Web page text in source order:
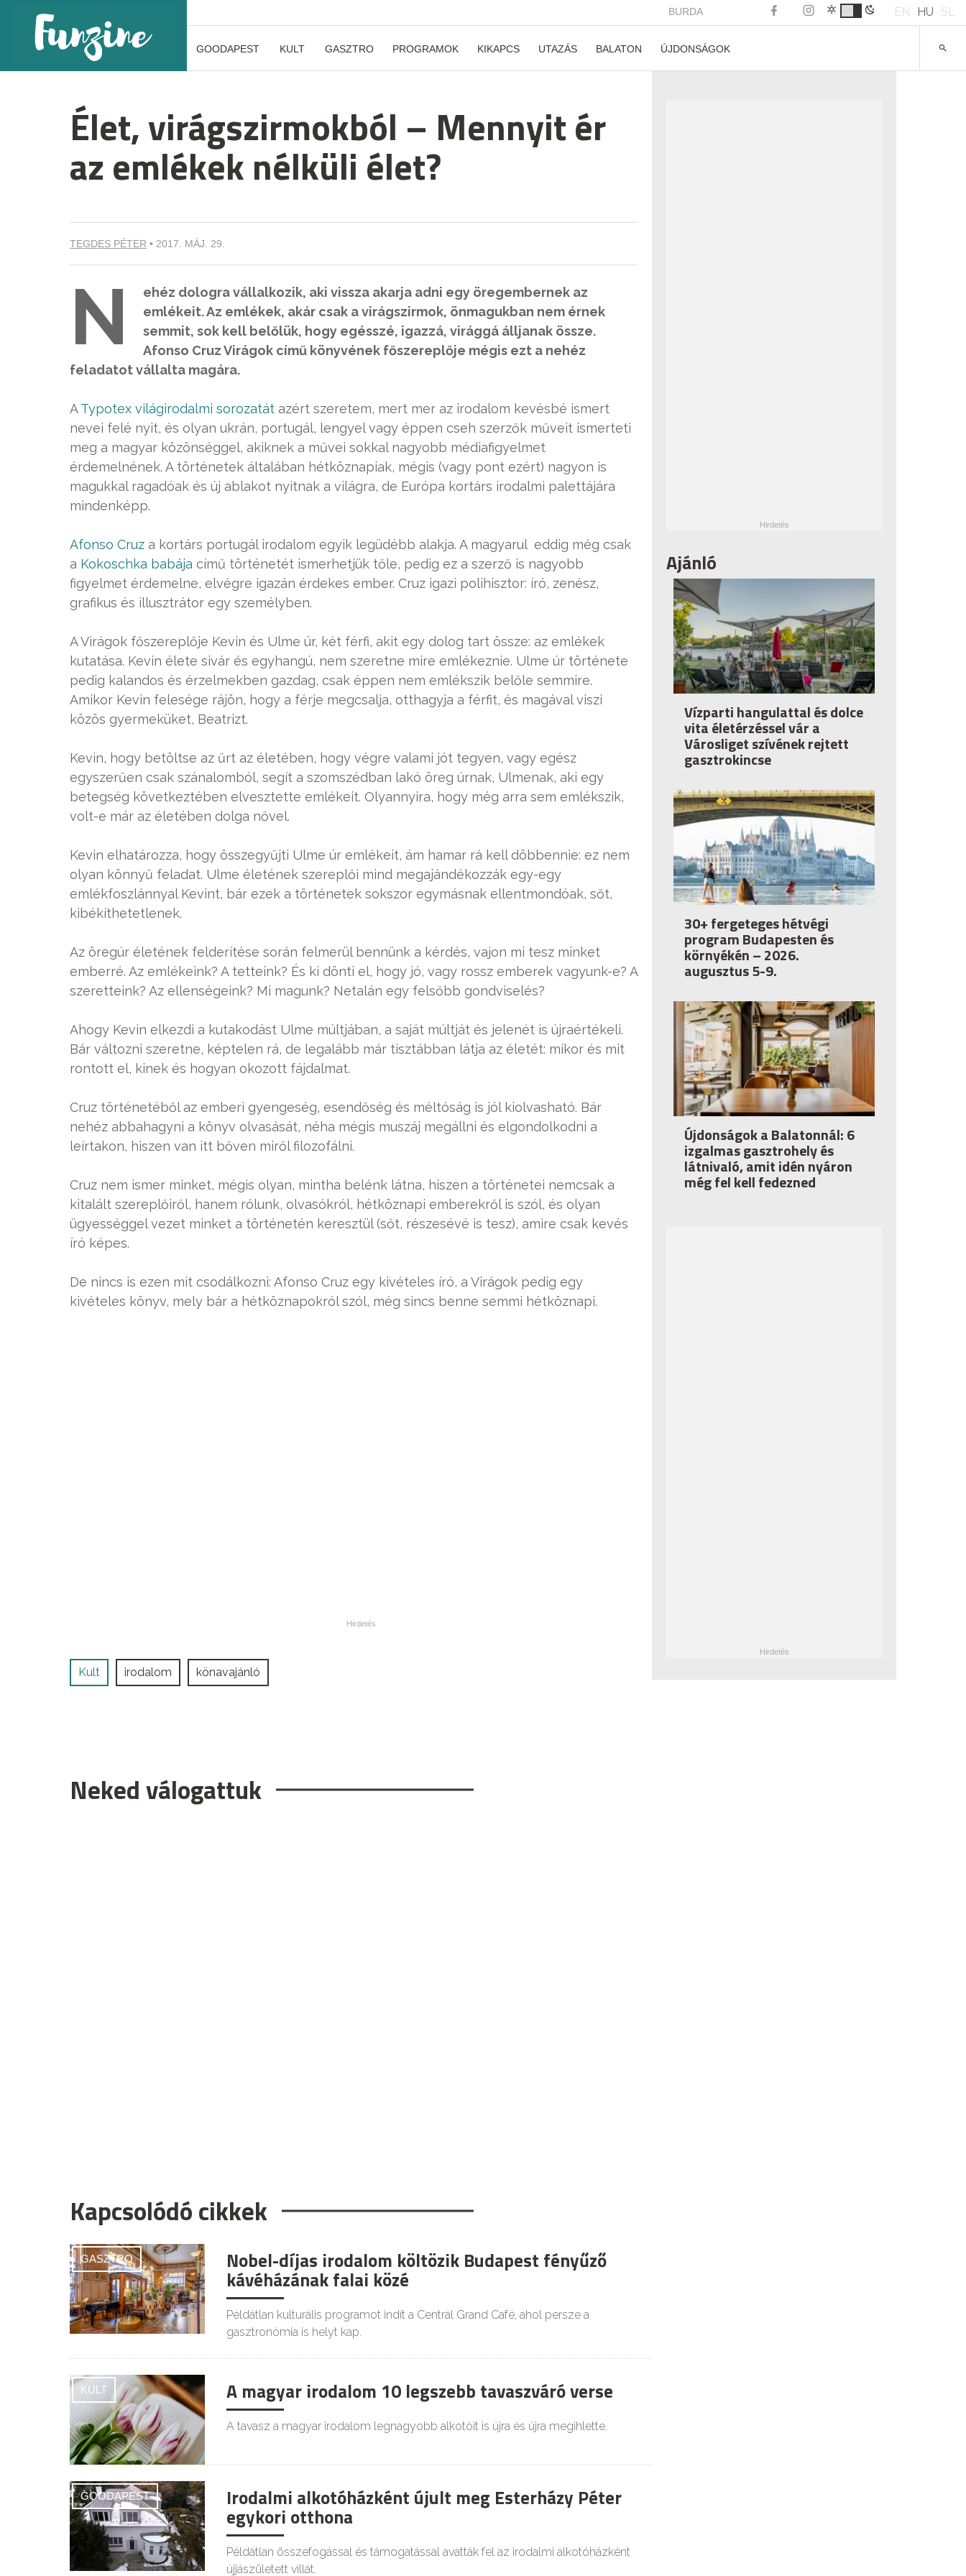
BURDA EN HU SL
GOODAPEST KULT GASZTRO PROGRAMOK KIKAPCS UTAZÁS BALATON ÚJDONSÁGOK
Élet, virágszirmokból – Mennyit ér
az emlékek nélküli élet?
TEGDES PÉTER • 2017. MÁJ. 29.
N
ehéz dologra vállalkozik, aki vissza akarja adni egy öregembernek az
emlékeit. Az emlékek, akár csak a virágszirmok, önmagukban nem érnek
semmit, sok kell belőlük, hogy egésszé, igazzá, virággá álljanak össze.
Afonso Cruz Virágok című könyvének főszereplője mégis ezt a nehéz
feladatot vállalta magára.
ATypotex világirodalmi sorozatát azért szeretem, mert mer az irodalom kevésbé ismert
nevei felé nyit, és olyan ukrán, portugál, lengyel vagy éppen cseh szerzők műveit ismerteti
meg a magyar közönséggel, akiknek a művei sokkal nagyobb médiafigyelmet
érdemelnének. A történetek általában hétköznapiak, mégis (vagy pont ezért) nagyon is
magukkal ragadóak és új ablakot nyitnak a világra, de Európa kortárs irodalmi palettájára
mindenképp.
Afonso Cruz a kortárs portugál irodalom egyik legüdébb alakja. A magyarul eddig még csak
a Kokoschka babája című történetét ismerhetjük tőle, pedig ez a szerző is nagyobb
figyelmet érdemelne, elvégre igazán érdekes ember. Cruz igazi polihisztor: író, zenész,
grafikus és illusztrátor egy személyben.
A Virágok főszereplője Kevin és Ulme úr, két férfi, akit egy dolog tart össze: az emlékek
kutatása. Kevin élete sivár és egyhangú, nem szeretne mire emlékeznie. Ulme úr története
pedig kalandos és érzelmekben gazdag, csak éppen nem emlékszik belőle semmire.
Amikor Kevin felesége rájön, hogy a férje megcsalja, otthagyja a férfit, és magával viszi
közös gyermeküket, Beatrizt.
Kevin, hogy betöltse az űrt az életében, hogy végre valami jót tegyen, vagy egész
egyszerűen csak szánalomból, segít a szomszédban lakó öreg úrnak, Ulmenak, aki egy
betegség következtében elvesztette emlékeit. Olyannyira, hogy még arra sem emlékszik,
volt-e már az életében dolga nővel.
Kevin elhatározza, hogy összegyűjti Ulme úr emlékeit, ám hamar rá kell döbbennie: ez nem
olyan könnyű feladat. Ulme életének szereplői mind megajándékozzák egy-egy
emlékfoszlánnyal Kevint, bár ezek a történetek sokszor egymásnak ellentmondóak, sőt,
kibékíthetetlenek.
Az öregúr életének felderítése során felmerül bennünk a kérdés, vajon mi tesz minket
emberré. Az emlékeink? A tetteink? És ki dönti el, hogy jó, vagy rossz emberek vagyunk-e? A
szeretteink? Az ellenségeink? Mi magunk? Netalán egy felsőbb gondviselés?
Ahogy Kevin elkezdi a kutakodást Ulme múltjában, a saját múltját és jelenét is újraértékeli.
Bár változni szeretne, képtelen rá, de legalább már tisztábban látja az életét: mikor és mit
rontott el, kinek és hogyan okozott fájdalmat.
Cruz történetéből az emberi gyengeség, esendőség és méltóság is jól kiolvasható. Bár
nehéz abbahagyni a könyv olvasását, néha mégis muszáj megállni és elgondolkodni a
leírtakon, hiszen van itt bőven miről filozofálni.
Cruz nem ismer minket, mégis olyan, mintha belénk látna, hiszen a történetei nemcsak a
kitalált szereplőiről, hanem rólunk, olvasókról, hétköznapi emberekről is szól, és olyan
ügyességgel vezet minket a történetén keresztül (sőt, részesévé is tesz), amire csak kevés
író képes.
De nincs is ezen mit csodálkozni: Afonso Cruz egy kivételes író, a Virágok pedig egy
kivételes könyv, mely bár a hétköznapokról szól, még sincs benne semmi hétköznapi.
Kult irodalom könavajánló
Neked válogattuk
Kapcsolódó cikkek
GASZTRO Nobel-díjas irodalom költözik Budapest fényűző
kávéházának falai közé
Példátlan kulturális programot indít a Centrál Grand Café, ahol persze a
gasztronómia is helyt kap.
KULT A magyar irodalom 10 legszebb tavaszváró verse
A tavasz a magyar irodalom legnagyobb alkotóit is újra és újra megihlette.
GOODAPEST Irodalmi alkotóházként újult meg Esterházy Péter
egykori otthona
Példátlan összefogással és támogatással avatták fel az irodalmi alkotóházként
újjászületett villát.
Ajánló
Vízparti hangulattal és dolce
vita életérzéssel vár a
Városliget szívének rejtett
gasztrokincse
30+ fergeteges hétvégi
program Budapesten és
környékén – 2026.
augusztus 5-9.
Újdonságok a Balatonnál: 6
izgalmas gasztrohely és
látnivaló, amit idén nyáron
még fel kell fedezned